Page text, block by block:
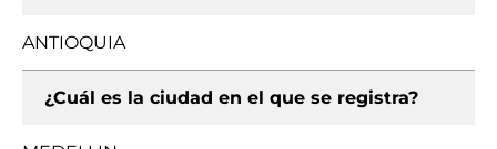
ANTIOQUIA
¿Cuál es la ciudad en el que se registra?